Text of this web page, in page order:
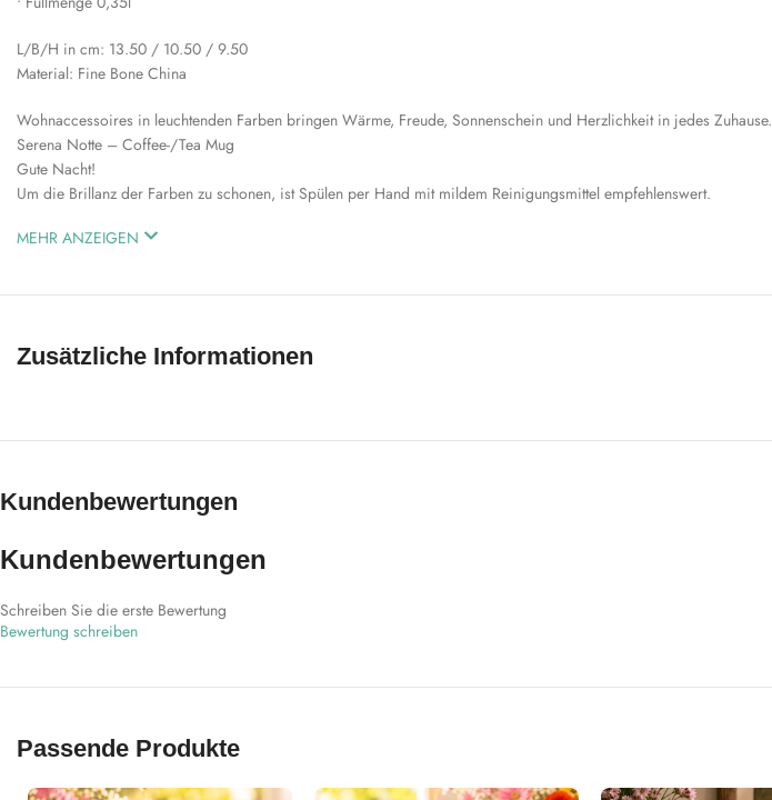
L/B/H in cm: 13.50 / 10.50 / 9.50
Material: Fine Bone China
Wohnaccessoires in leuchtenden Farben bringen Wärme, Freude, Sonnenschein und Herzlichkeit in jedes Zuhause.
Serena Notte – Coffee-/Tea Mug
Gute Nacht!
Um die Brillanz der Farben zu schonen, ist Spülen per Hand mit mildem Reinigungsmittel empfehlenswert.
MEHR ANZEIGEN
Zusätzliche Informationen
Kundenbewertungen
Kundenbewertungen
Schreiben Sie die erste Bewertung
Bewertung schreiben
Passende Produkte